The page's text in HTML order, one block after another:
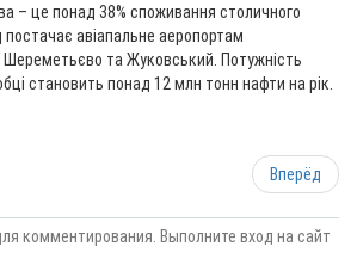
– це понад 38% споживання столичного
постачає авіапальне аеропортам
та Жуковський. Потужність
становить понад 12 млн тонн нафти на рік.
Вперёд
комментирования. Выполните вход на сайт